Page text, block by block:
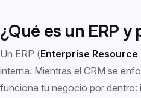
¿Qué es un ERP y
Un ERP (Enterprise Resource
interna. Mientras el CRM se
funciona tu negocio por dentro: